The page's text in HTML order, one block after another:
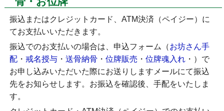
振込またはクレジットカード、ATM決済（ペイジー）に
てお支払いいただきます。
振込でのお支払いの場合は、申込フォーム（お坊さん手
配 ・戒名授与 ・送骨納骨 ・位牌販売 ・位牌魂入れ ・ ）で
お申し込みいただいた際にお送りしますメールにて振込
先をお知らせします。お振込を確認後、手配をいたしま
す。